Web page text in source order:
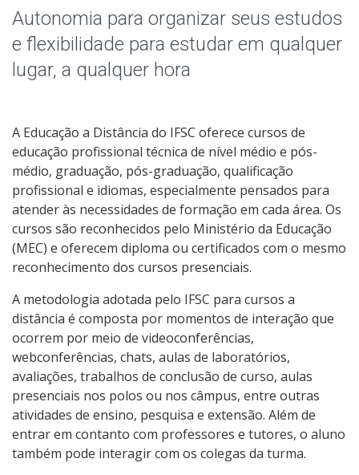
Graduação
Especialização
Todos os cursos
Processo de Inscrição
Resultados Vagas Remanescentes
Como posso estudar no IFSC?
Calendário de inscrições
Processos Seletivos
Autonomia para organizar seus estudos
e flexibilidade para estudar em qualquer
lugar, a qualquer hora
A Educação a Distância do IFSC oferece cursos de
educação profissional técnica de nível médio e pós-
médio, graduação, pós-graduação, qualificação
profissional e idiomas, especialmente pensados para
atender às necessidades de formação em cada área. Os
cursos são reconhecidos pelo Ministério da Educação
(MEC) e oferecem diploma ou certificados com o mesmo
reconhecimento dos cursos presenciais.
A metodologia adotada pelo IFSC para cursos a
distância é composta por momentos de interação que
ocorrem por meio de videoconferências,
webconferências, chats, aulas de laboratórios,
avaliações, trabalhos de conclusão de curso, aulas
presenciais nos polos ou nos câmpus, entre outras
atividades de ensino, pesquisa e extensão. Além de
entrar em contanto com professores e tutores, o aluno
também pode interagir com os colegas da turma.